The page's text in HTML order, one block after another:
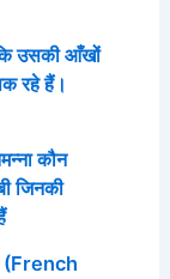
उसकी आँखों
रहे हैं।
कौन
जिनकी